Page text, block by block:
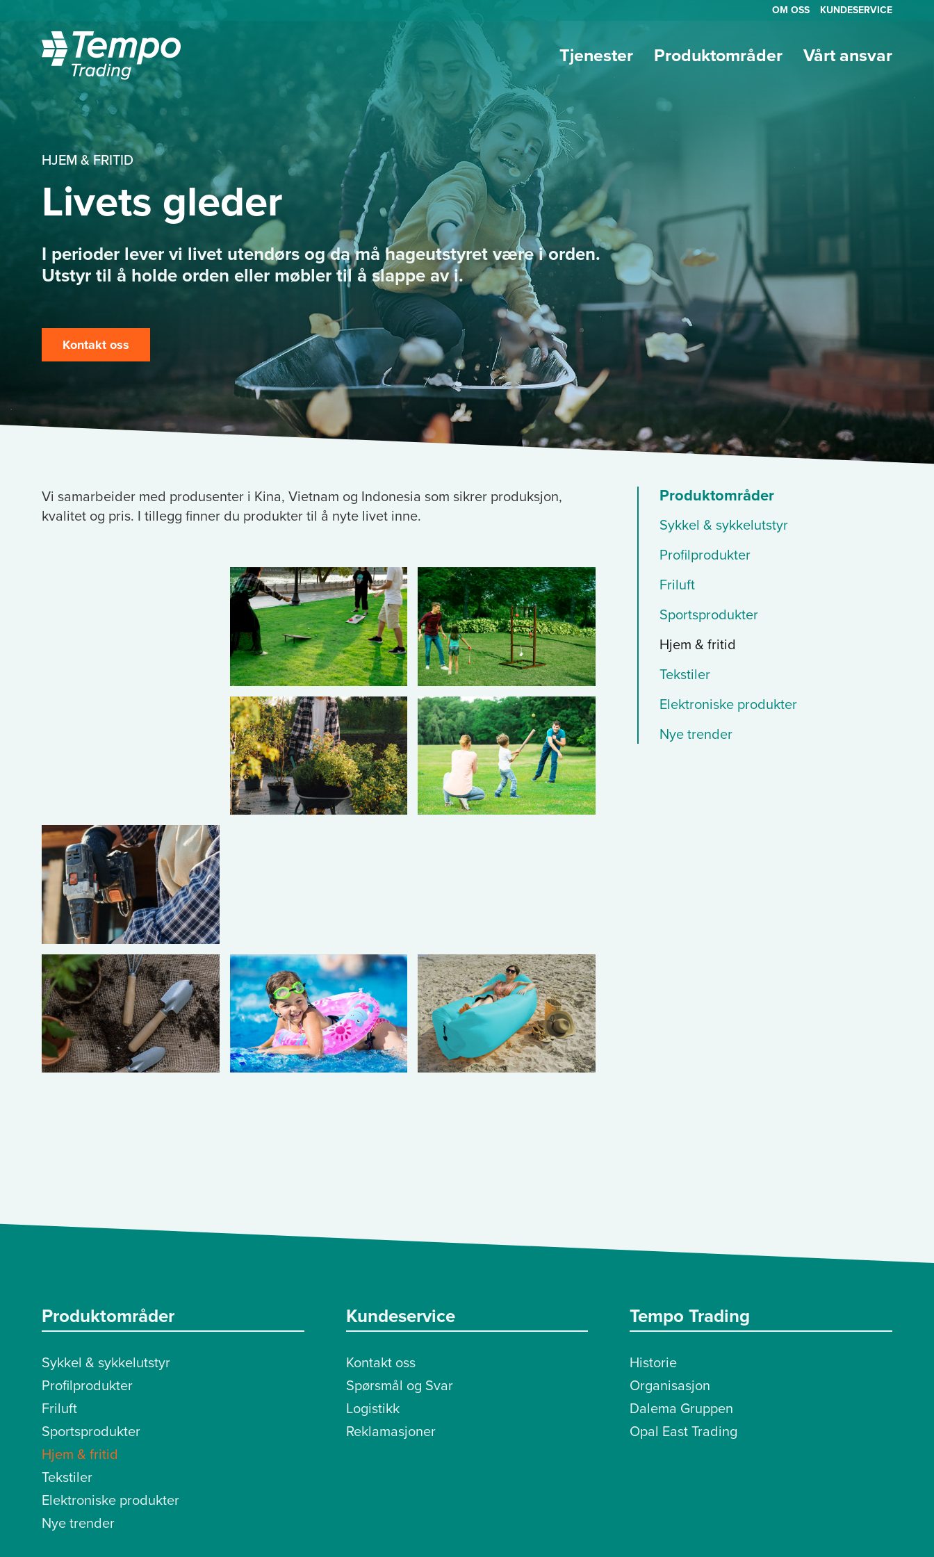
OM OSS KUNDESERVICE
Tjenester Produktområder Vårt ansvar
HJEM & FRITID
Livets gleder
I perioder lever vi livet utendørs og da må hageutstyret være i orden.
Utstyr til å holde orden eller møbler til å slappe av i.
Kontakt oss
Vi samarbeider med produsenter i Kina, Vietnam og Indonesia som sikrer produksjon,
kvalitet og pris. I tillegg finner du produkter til å nyte livet inne.
Produktområder
Sykkel & sykkelutstyr
Profilprodukter
Friluft
Sportsprodukter
Hjem & fritid
Tekstiler
Elektroniske produkter
Nye trender
Produktområder
Sykkel & sykkelutstyr
Profilprodukter
Friluft
Sportsprodukter
Hjem & fritid
Tekstiler
Elektroniske produkter
Nye trender
Kundeservice
Kontakt oss
Spørsmål og Svar
Logistikk
Reklamasjoner
Tempo Trading
Historie
Organisasjon
Dalema Gruppen
Opal East Trading